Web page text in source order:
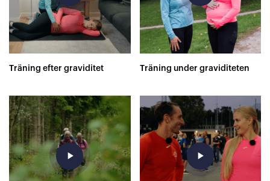
Träning efter graviditet Träning under graviditeten
play_arrow play_arrow